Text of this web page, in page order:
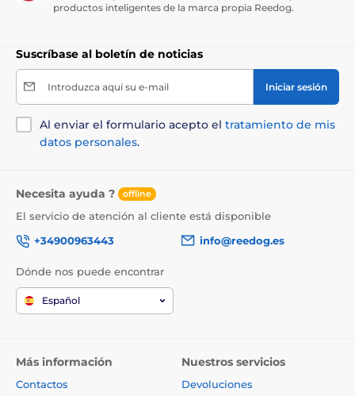
productos inteligentes de la marca propia Reedog.
Suscríbase al boletín de noticias
Introduzca aquí su e-mail Iniciar sesión
Al enviar el formulario acepto el tratamiento de mis
datos personales.
Necesita ayuda ? offline
El servicio de atención al cliente está disponible
+34900963443
info@reedog.es
Dónde nos puede encontrar
Español
Más información
Contactos
Nuestros servicios
Devoluciones